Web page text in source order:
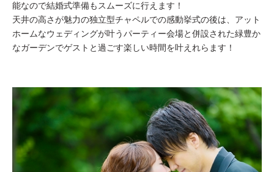
能なので結婚式準備もスムーズに行えます！
天井の高さが魅力の独立型チャペルでの感動挙式の後は、アット
ホームなウェディングが叶うパーティー会場と併設された緑豊か
なガーデンでゲストと過ごす楽しい時間を叶えれらます！